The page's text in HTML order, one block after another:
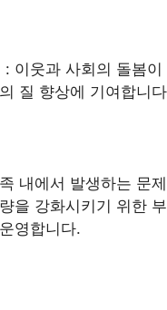
: 이웃과 사회의 돌봄
질 향상에 기여합니
내에서 발생하는 문
을 강화시키기 위한
영합니다.